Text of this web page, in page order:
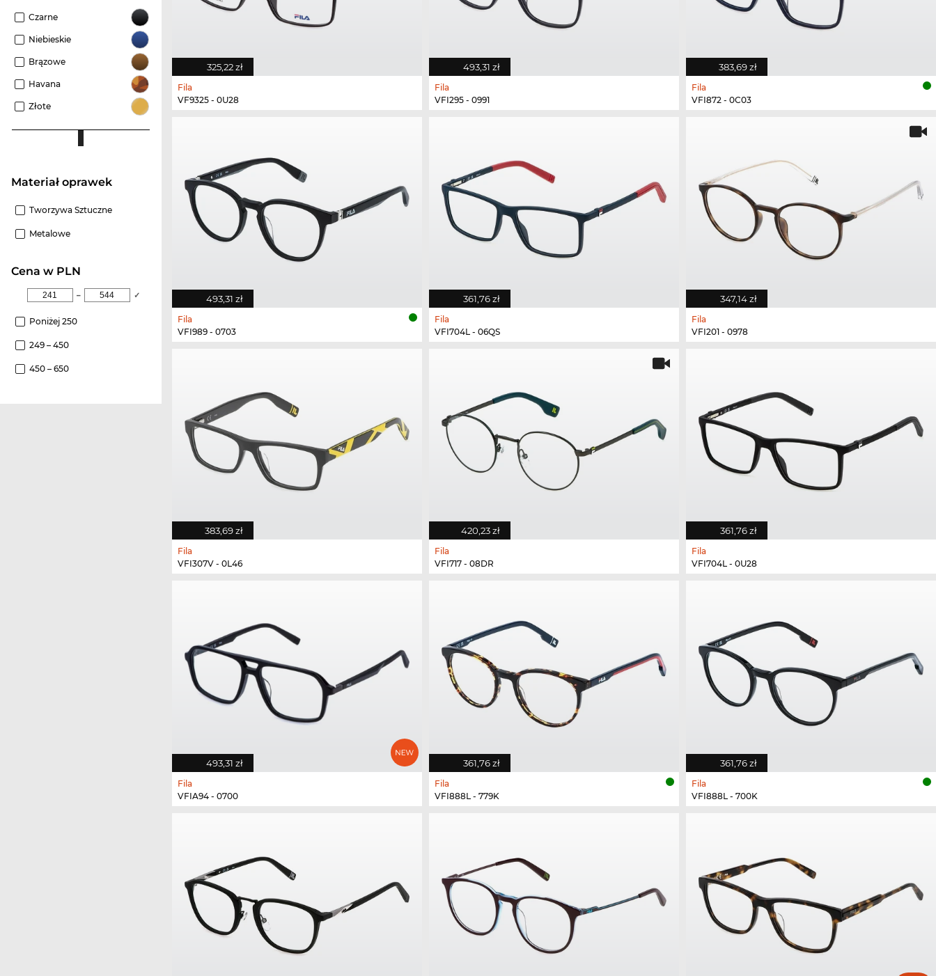
Czarne
Niebieskie
Brązowe
Havana
Złote
Materiał oprawek
Tworzywa Sztuczne
Metalowe
cena w PLN
– ✓
Poniżej 250
249 – 450
450 – 650
325,22 zł
Fila
VF9325 - 0U28
493,31 zł
Fila
VFI295 - 0991
383,69 zł
Fila
VFI872 - 0C03
493,31 zł
Fila
VFI989 - 0703
361,76 zł
Fila
VFI704L - 06QS
347,14 zł
Fila
VFI201 - 0978
383,69 zł
Fila
VFI307V - 0L46
420,23 zł
Fila
VFI717 - 08DR
361,76 zł
Fila
VFI704L - 0U28
493,31 zł
Fila
VFIA94 - 0700
361,76 zł
Fila
VFI888L - 779K
361,76 zł
Fila
VFI888L - 700K